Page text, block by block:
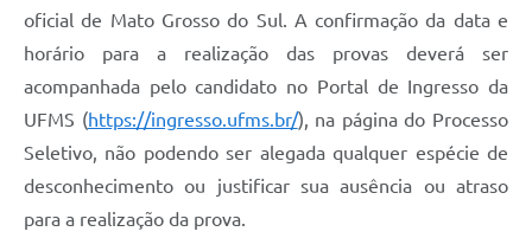
oficial de Mato Grosso do Sul. A confirmação da data e
horário para a realização das provas deverá ser
acompanhada pelo candidato no Portal de Ingresso da
UFMS (https://ingresso.ufms.br/), na página do Processo
Seletivo, não podendo ser alegada qualquer espécie de
desconhecimento ou justificar sua ausência ou atraso
para a realização da prova.